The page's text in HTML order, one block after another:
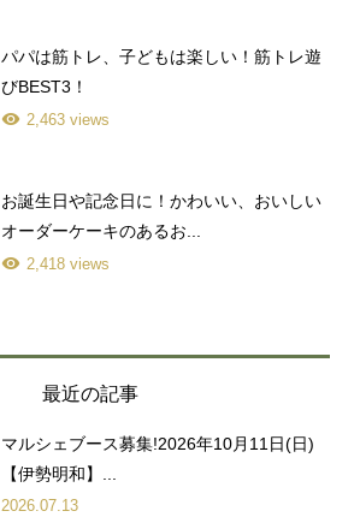
パパは筋トレ、子どもは楽しい！筋トレ遊
びBEST3！
2,463 views
お誕生日や記念日に！かわいい、おいしい
オーダーケーキのあるお...
2,418 views
最近の記事
マルシェブース募集!2026年10月11日(日)
【伊勢明和】...
2026.07.13